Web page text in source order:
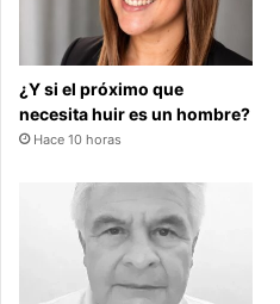
¿Y si el próximo que
necesita huir es un hombre?
Hace 10 horas